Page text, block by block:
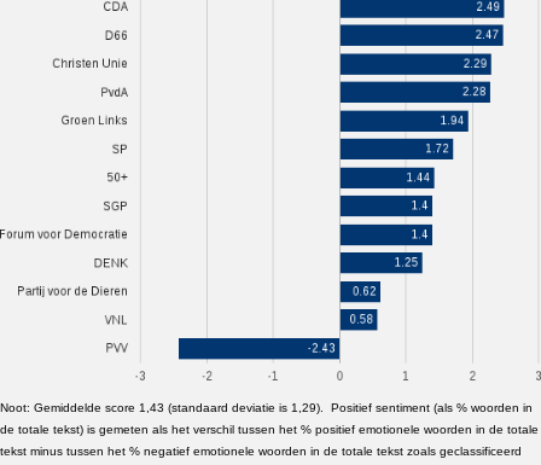
Noot: Gemiddelde score 1,43 (standaard deviatie is 1,29). Positief sentiment (als % woorden in
de totale tekst) is gemeten als het verschil tussen het % positief emotionele woorden in de totale
tekst minus tussen het % negatief emotionele woorden in de totale tekst zoals geclassificeerd